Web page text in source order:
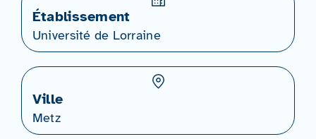
Établissement
Université de Lorraine
Ville
Metz